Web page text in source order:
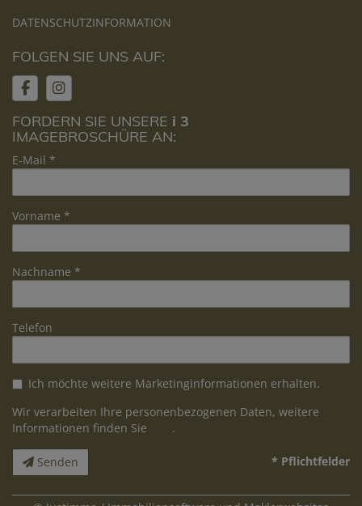
DATENSCHUTZINFORMATION
FOLGEN SIE UNS AUF:
FORDERN SIE UNSERE i 3
IMAGEBROSCHÜRE AN:
E-Mail
Vorname
Nachname
Telefon
Ich möchte weitere Marketinginformationen erhalten.
Wir verarbeiten Ihre personenbezogenen Daten, weitere
Informationen finden Sie
.
Senden * Pflichtfelder